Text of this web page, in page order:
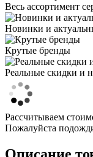
Весь ассортимент
Новинки и
Крутые бренды
Реальные скидки и
Рассчитываем
Пожалуйста
Описание